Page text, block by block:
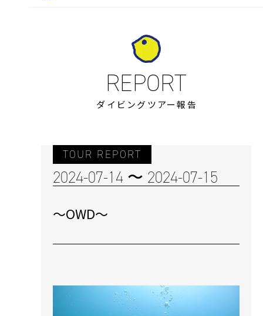
ダイビングツアー報告
TOUR REPORT
2024-07-14 〜 2024-07-15
〜OWD〜